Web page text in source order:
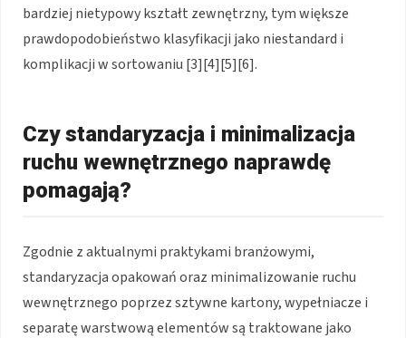
bardziej nietypowy kształt zewnętrzny, tym większe
prawdopodobieństwo klasyfikacji jako niestandard i
komplikacji w sortowaniu [3][4][5][6].
Czy standaryzacja i minimalizacja
ruchu wewnętrznego naprawdę
pomagają?
Zgodnie z aktualnymi praktykami branżowymi,
standaryzacja opakowań oraz minimalizowanie ruchu
wewnętrznego poprzez sztywne kartony, wypełniacze i
separatę warstwową elementów są traktowane jako